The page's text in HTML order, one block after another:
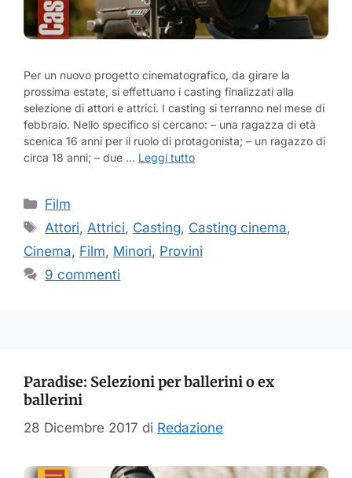
Per un nuovo progetto cinematografico, da girare la
prossima estate, si effettuano i casting finalizzati alla
selezione di attori e attrici. I casting si terranno nel mese di
febbraio. Nello specifico si cercano: – una ragazza di età
scenica 16 anni per il ruolo di protagonista; – un ragazzo di
circa 18 anni; – due … Leggi tutto
Categorie
Film
Tag
Attori,Attrici, Casting, Casting cinema,
Cinema, Film, Minori, Provini
9 commenti
Paradise: Selezioni per ballerini o ex
ballerini
28 Dicembre 2017 di Redazione